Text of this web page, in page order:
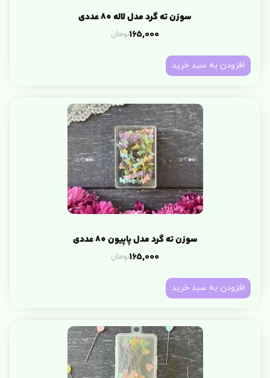
سوزن ته گرد مدل لاله 80 عددی
165,000تومان
افزودن به سبد خرید
سوزن ته گرد مدل پاپیون 80 عددی
165,000تومان
افزودن به سبد خرید